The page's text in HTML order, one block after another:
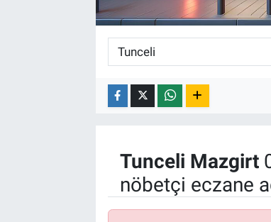
Tunceli Mazgirt
nöbetçi eczane